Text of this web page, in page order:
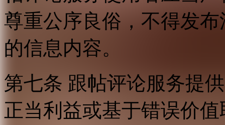
尊重公序良俗，不得发
的信息内容。
第七条 跟帖评论服务提
正当利益或基于错误价